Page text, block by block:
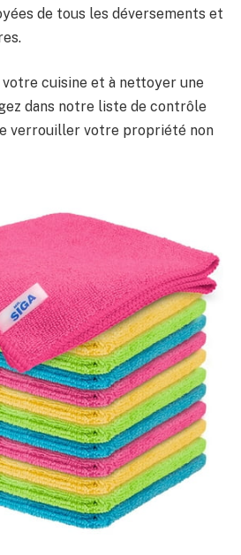
de tous les déversements et
cuisine et à nettoyer une
dans notre liste de contrôle
verrouiller votre propriété non